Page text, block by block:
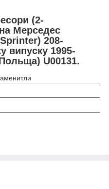
(2-
Мерседес
) 208-
випуску 1995-
U00131.